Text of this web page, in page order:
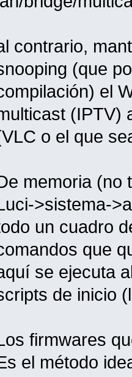
contrario,
(que
el
(IPTV)
o el que
memoria (no
>sistema-
un cuadro
que
se ejecuta
de inicio
firmwares
el método